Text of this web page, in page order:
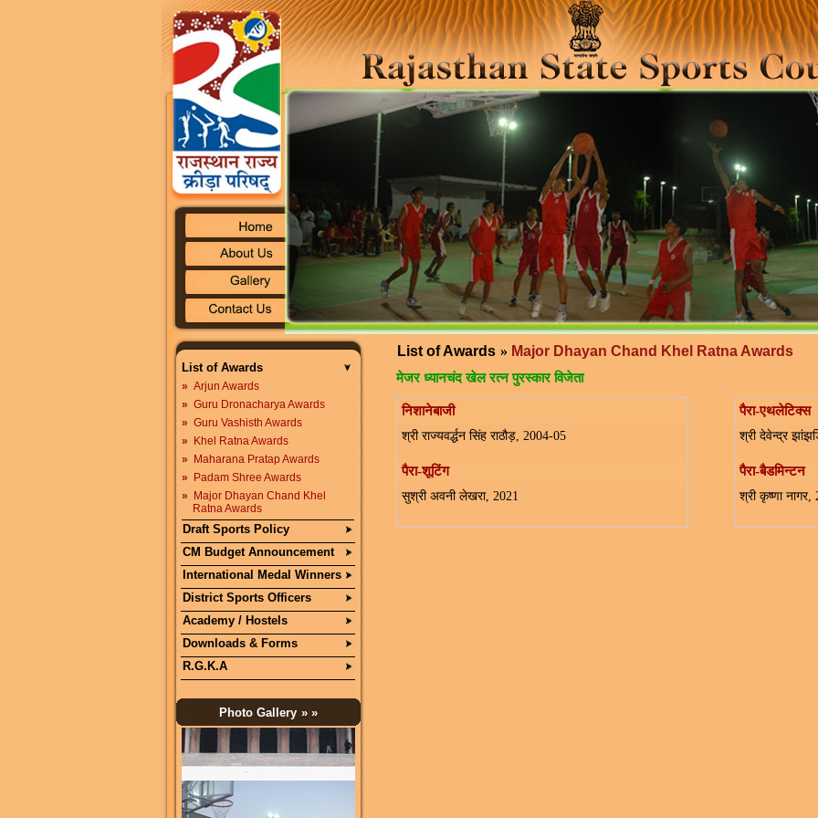
List of Awards
» Arjun Awards
» Guru Dronacharya Awards
» Guru Vashisth Awards
»
Khel Ratna Awards
»
Maharana Pratap Awards
»
Padam Shree Awards
»
Major Dhayan Chand Khel
Ratna Awards
Draft Sports Policy
CM Budget Announcement
International Medal Winners
District Sports Officers
Academy / Hostels
Downloads & Forms
R.G.K.A
Photo Gallery » »
List of Awards » Major Dhayan Chand Khel Ratna Awards
मेजर ध्यानचंद खेल रत्न पुरस्कार विजेता
निशानेबाजी
श्री राज्यवर्द्धन सिंह राठौड़, 2004-05
पैरा-शूटिंग
सुश्री अवनी लेखरा, 2021
पैरा-एथलेटिक्स
श्री देवेन्द्र
पैरा-बैडमिन्टन
श्री कृष्णा नागर,